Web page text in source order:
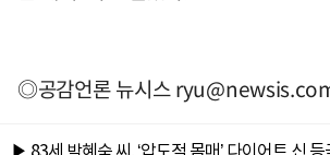
◎공감언론 뉴시스